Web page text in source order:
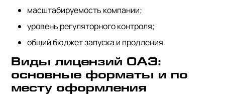
масштабируемость компании;
уровень регуляторного контроля;
общий бюджет запуска и продления.
Виды лицензий ОАЭ:
основные форматы и по
месту оформления